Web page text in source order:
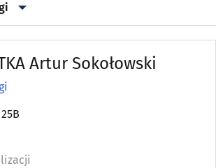
(3)
ezoteryka
hurtownie
Artur Sokołowski